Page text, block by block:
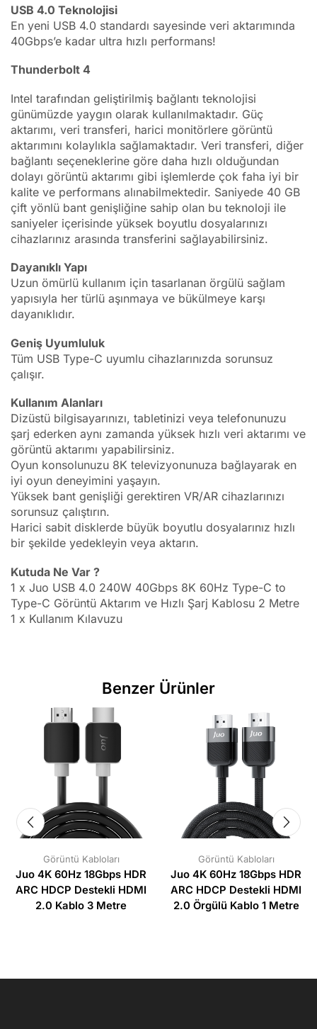
USB 4.0 Teknolojisi
En yeni USB 4.0 standardı sayesinde veri aktarımında
40Gbps’e kadar ultra hızlı performans!
Thunderbolt 4
Intel tarafından geliştirilmiş bağlantı teknolojisi
günümüzde yaygın olarak kullanılmaktadır. Güç
aktarımı, veri transferi, harici monitörlere görüntü
aktarımını kolaylıkla sağlamaktadır. Veri transferi, diğer
bağlantı seçeneklerine göre daha hızlı olduğundan
dolayı görüntü aktarımı gibi işlemlerde çok faha iyi bir
kalite ve performans alınabilmektedir. Saniyede 40 GB
çift yönlü bant genişliğine sahip olan bu teknoloji ile
saniyeler içerisinde yüksek boyutlu dosyalarınızı
cihazlarınız arasında transferini sağlayabilirsiniz.
Dayanıklı Yapı
Uzun ömürlü kullanım için tasarlanan örgülü sağlam
yapısıyla her türlü aşınmaya ve bükülmeye karşı
dayanıklıdır.
Geniş Uyumluluk
Tüm USB Type-C uyumlu cihazlarınızda sorunsuz
çalışır.
Kullanım Alanları
Dizüstü bilgisayarınızı, tabletinizi veya telefonunuzu
şarj ederken aynı zamanda yüksek hızlı veri aktarımı ve
görüntü aktarımı yapabilirsiniz.
Oyun konsolunuzu 8K televizyonunuza bağlayarak en
iyi oyun deneyimini yaşayın.
Yüksek bant genişliği gerektiren VR/AR cihazlarınızı
sorunsuz çalıştırın.
Harici sabit disklerde büyük boyutlu dosyalarınız hızlı
bir şekilde yedekleyin veya aktarın.
Kutuda Ne Var ?
1 x Juo USB 4.0 240W 40Gbps 8K 60Hz Type-C to
Type-C Görüntü Aktarım ve Hızlı Şarj Kablosu 2 Metre
1 x Kullanım Kılavuzu
Benzer Ürünler
Görüntü Kabloları
Juo 4K 60Hz 18Gbps HDR
ARC HDCP Destekli HDMI
2.0 Kablo 3 Metre
Görüntü Kabloları
Juo 4K 60Hz 18Gbps HDR
ARC HDCP Destekli HDMI
2.0 Örgülü Kablo 1 Metre